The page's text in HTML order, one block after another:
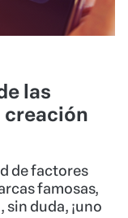
las
creación
de factores
famosas,
duda, ¡uno